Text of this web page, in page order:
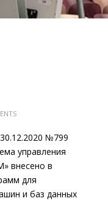
№799
управления
внесено в
для
и баз данных